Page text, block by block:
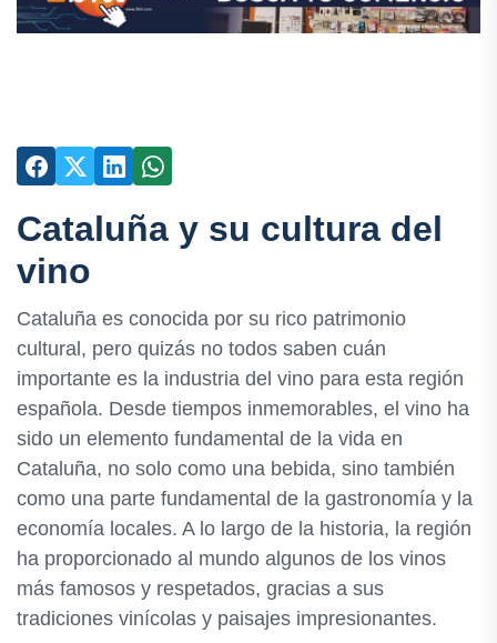
Cataluña y su cultura del
vino
Cataluña es conocida por su rico patrimonio
cultural, pero quizás no todos saben cuán
importante es la industria del vino para esta región
española. Desde tiempos inmemorables, el vino ha
sido un elemento fundamental de la vida en
Cataluña, no solo como una bebida, sino también
como una parte fundamental de la gastronomía y la
economía locales. A lo largo de la historia, la región
ha proporcionado al mundo algunos de los vinos
más famosos y respetados, gracias a sus
tradiciones vinícolas y paisajes impresionantes.